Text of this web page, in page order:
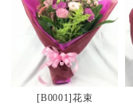
[B0001]花束